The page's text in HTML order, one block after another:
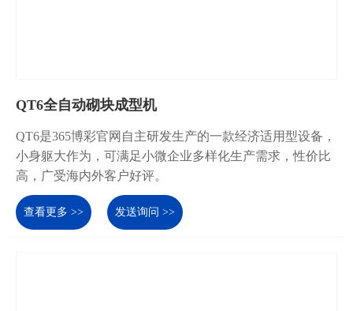
QT6全自动砌块成型机
QT6是365博彩官网自主研发生产的一款经济适用型设备，
小身躯大作为，可满足小微企业多样化生产需求，性价比
高，广受海内外客户好评。
查看更多 >> 发送询问 >>